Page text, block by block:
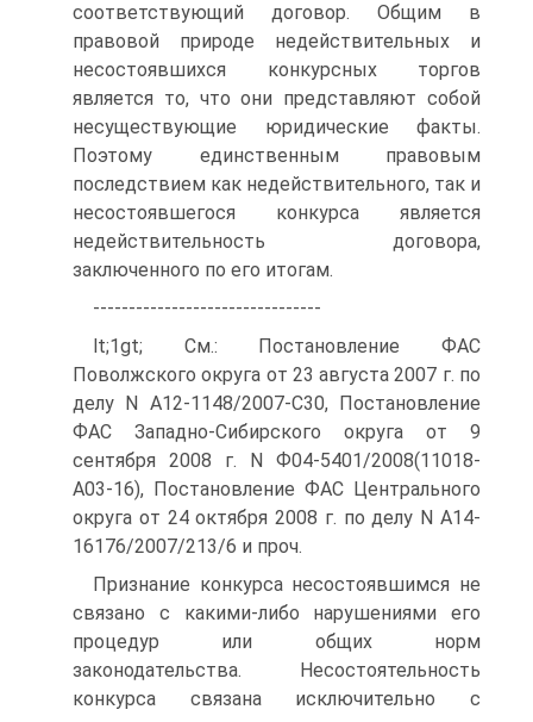
соответствующий договор. Общим в
правовой природе недействительных и
несостоявшихся конкурсных торгов
является то, что они представляют собой
несуществующие юридические факты.
Поэтому единственным правовым
последствием как недействительного, так и
несостоявшегося конкурса является
недействительность договора,
заключенного по его итогам.
--------------------------------
lt;1gt; См.: Постановление ФАС
Поволжского округа от 23 августа 2007 г. по
делу N А12-1148/2007-С30, Постановление
ФАС Западно-Сибирского округа от 9
сентября 2008 г. N Ф04-5401/2008(11018-
А03-16), Постановление ФАС Центрального
округа от 24 октября 2008 г. по делу N А14-
16176/2007/213/6 и проч.
Признание конкурса несостоявшимся не
связано с какими-либо нарушениями его
процедур или общих норм
законодательства. Несостоятельность
конкурса связана исключительно с